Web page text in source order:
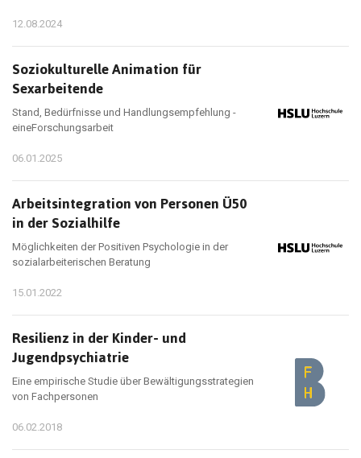
12.08.2024
Soziokulturelle Animation für
Sexarbeitende
Stand, Bedürfnisse und Handlungsempfehlung -
eineForschungsarbeit
06.01.2025
Arbeitsintegration von Personen Ü50
in der Sozialhilfe
Möglichkeiten der Positiven Psychologie in der
sozialarbeiterischen Beratung
15.01.2022
Resilienz in der Kinder- und
Jugendpsychiatrie
Eine empirische Studie über Bewältigungsstrategien
von Fachpersonen
06.02.2018